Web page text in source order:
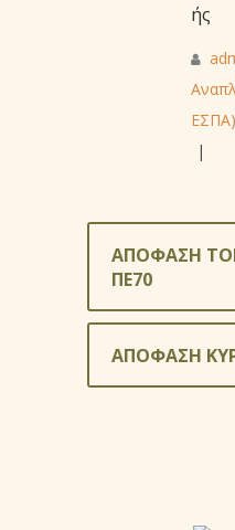
ής
ΕΣΠΑ)
|
ΑΠΟΦΑΣΗ
ΠΕ70
ΑΠΟΦΑΣΗ